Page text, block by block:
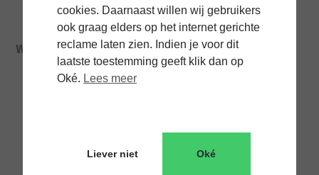
cookies. Daarnaast willen wij gebruikers
ook graag elders op het internet gerichte
reclame laten zien. Indien je voor dit
laatste toestemming geeft klik dan op
Oké. Lees meer
Liever niet Oké
Wat is systems engineering?